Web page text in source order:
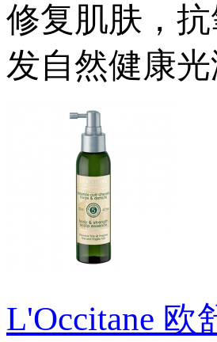
修复肌肤，
发自然健康光
L'Occitane